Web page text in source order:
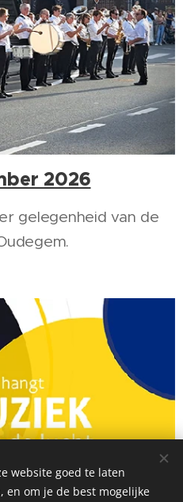
2026
gelegenheid van de
website goed te laten
om je de best mogelijke